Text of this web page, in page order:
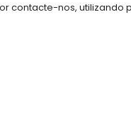
contacte-nos, utilizando